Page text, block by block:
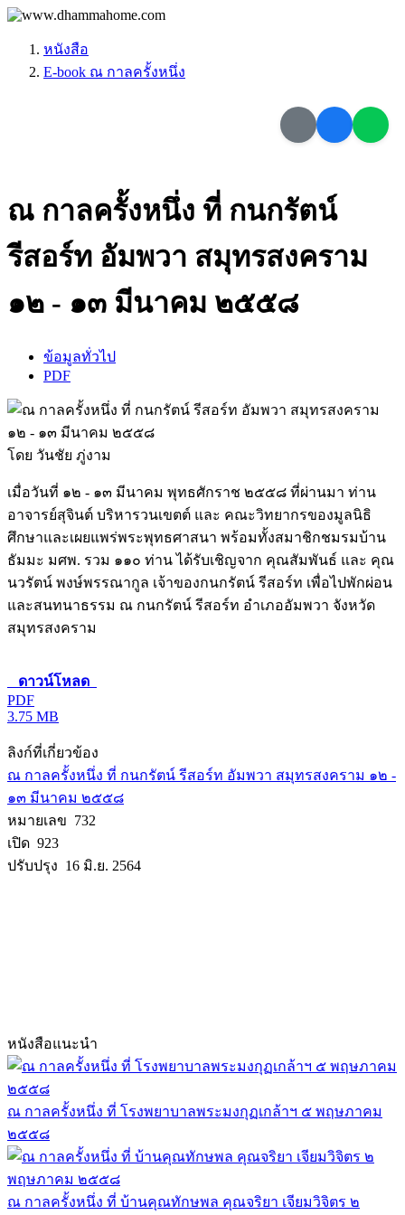
หนังสือ
E-book ณ กาลครั้งหนึ่ง
ณ กาลครั้งหนึ่ง ที่ กนกรัตน์
รีสอร์ท อัมพวา สมุทรสงคราม
๑๒ - ๑๓ มีนาคม ๒๕๕๘
ข้อมูลทั่วไป
PDF
โดย วันชัย ภู่งาม
เมื่อวันที่ ๑๒ - ๑๓ มีนาคม พุทธศักราช ๒๕๕๘ ที่ผ่านมา ท่าน
อาจารย์สุจินต์ บริหารวนเขตต์ และ คณะวิทยากรของมูลนิธิ
ศึกษาและเผยแพร่พระพุทธศาสนา พร้อมทั้งสมาชิกชมรมบ้าน
ธัมมะ มศพ. รวม ๑๑๐ ท่าน ได้รับเชิญจาก คุณสัมพันธ์ และ คุณ
นวรัตน์ พงษ์พรรณากูล เจ้าของกนกรัตน์ รีสอร์ท เพื่อไปพักผ่อน
และสนทนาธรรม ณ กนกรัตน์ รีสอร์ท อำเภออัมพวา จังหวัด
สมุทรสงคราม
ดาวน์โหลด
PDF
3.75 MB
ลิงก์ที่เกี่ยวข้อง
ณ กาลครั้งหนึ่ง ที่ กนกรัตน์ รีสอร์ท อัมพวา สมุทรสงคราม ๑๒ -
๑๓ มีนาคม ๒๕๕๘
หมายเลข 732
เปิด 923
ปรับปรุง 16 มิ.ย. 2564
หนังสือแนะนำ
ณ กาลครั้งหนึ่ง ที่ โรงพยาบาลพระมงกุฏเกล้าฯ ๕ พฤษภาคม
๒๕๕๘
ณ กาลครั้งหนึ่ง ที่ บ้านคุณทักษพล คุณจริยา เจียมวิจิตร ๒